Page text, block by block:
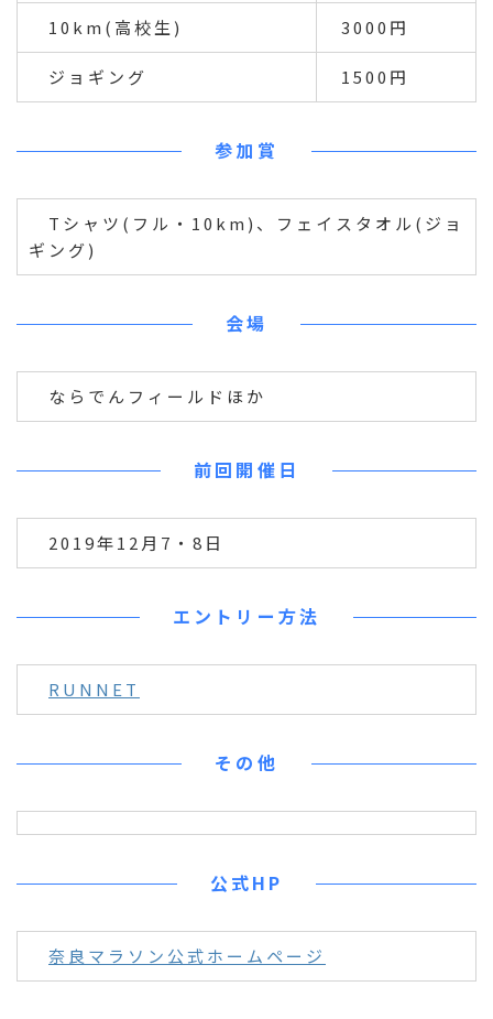
10km(高校生) 3000円
ジョギング 1500円
参加賞
Tシャツ(フル・10km)、フェイスタオル(ジョ
ギング)
会場
ならでんフィールドほか
前回開催日
2019年12月7・8日
エントリー方法
RUNNET
その他
公式HP
奈良マラソン公式ホームページ